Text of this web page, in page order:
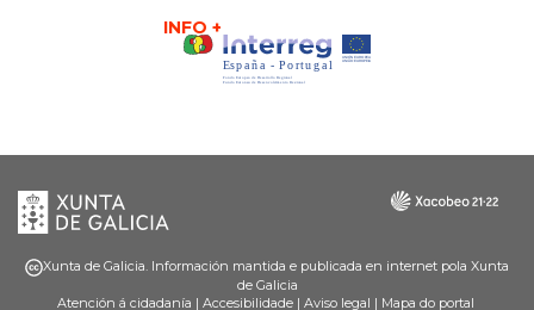
INFO +
Xunta
de
Galicia
Galicia
Xunta de Galicia. Información mantida e publicada en internet pola Xunta
de Galicia
Atención á cidadanía | Accesibilidade | Aviso legal | Mapa do portal